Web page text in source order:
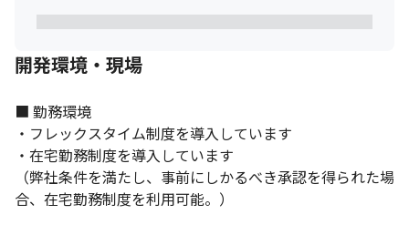
開発環境・現場
■ 勤務環境
・フレックスタイム制度を導入しています
・在宅勤務制度を導入しています
（弊社条件を満たし、事前にしかるべき承認を得られた場
合、在宅勤務制度を利用可能。）